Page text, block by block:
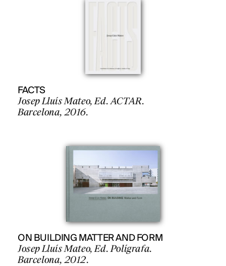
FACTS
Josep Lluís Mateo, Ed. ACTAR.
Barcelona, 2016.
ON BUILDING MATTER AND FORM
Josep Lluís Mateo, Ed. Polígrafa.
Barcelona, 2012.